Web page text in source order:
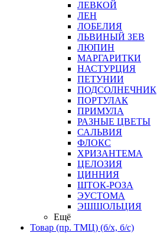
ЛЕВКОЙ
ЛЕН
ЛОБЕЛИЯ
ЛЬВИНЫЙ ЗЕВ
ЛЮПИН
МАРГАРИТКИ
НАСТУРЦИЯ
ПЕТУНИИ
ПОДСОЛНЕЧНИК
ПОРТУЛАК
ПРИМУЛА
РАЗНЫЕ ЦВЕТЫ
САЛЬВИЯ
ФЛОКС
ХРИЗАНТЕМА
ЦЕЛОЗИЯ
ЦИННИЯ
ШТОК-РОЗА
ЭУСТОМА
ЭШШОЛЬЦИЯ
Ещё
Товар (пр. ТМЦ) (б/х, б/с)